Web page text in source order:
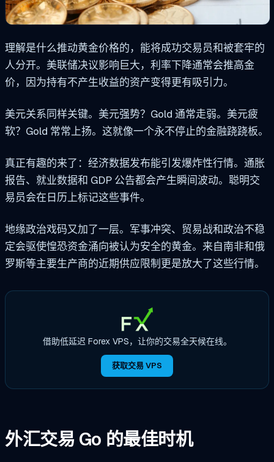
理解是什么推动黄金价格的，能将成功交易员和被套牢的
人分开。美联储决议影响巨大，利率下降通常会推高金
价，因为持有不产生收益的资产变得更有吸引力。
美元关系同样关键。美元强势？Gold 通常走弱。美元疲
软？Gold 常常上扬。这就像一个永不停止的金融跷跷板。
真正有趣的来了：经济数据发布能引发爆炸性行情。通胀
报告、就业数据和 GDP 公告都会产生瞬间波动。聪明交
易员会在日历上标记这些事件。
地缘政治戏码又加了一层。军事冲突、贸易战和政治不稳
定会驱使惶恐资金涌向被认为安全的黄金。来自南非和俄
罗斯等主要生产商的近期供应限制更是放大了这些行情。
借助低延迟 Forex VPS，让你的交易全天候在线。
获取交易 VPS
外汇交易 Go 的最佳时机